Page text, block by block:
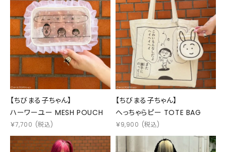
【ちびまる子ちゃん】
ハーワーユー MESH POUCH
￥7,700 (税込)
【ちびまる子ちゃん】
へっちゃらピー TOTE BAG
￥9,900 (税込)